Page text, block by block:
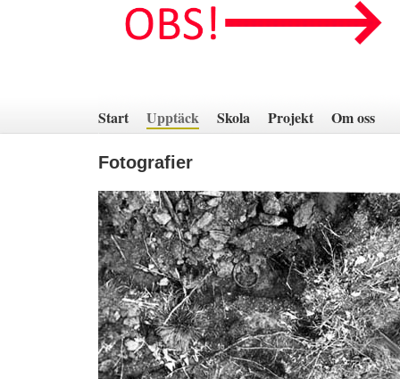
innehåll
Start Upptäck Skola Projekt Om oss
Fotografier